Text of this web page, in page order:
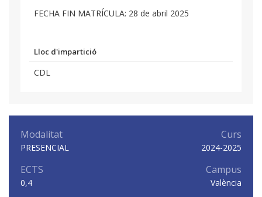
FECHA FIN MATRÍCULA: 28 de abril 2025
Lloc d'impartició
CDL
Modalitat
PRESENCIAL
Curs
2024-2025
ECTS
0,4
Campus
València